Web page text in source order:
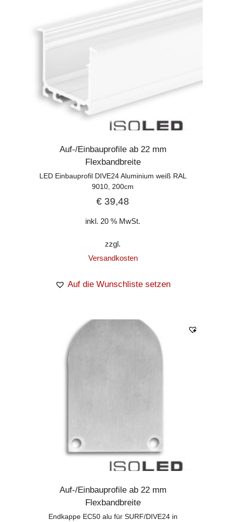
Auf-/Einbauprofile ab 22 mm
Flexbandbreite
LED Einbauprofil DIVE24 Aluminium weiß RAL
9010, 200cm
€ 39,48
inkl. 20 % MwSt.
zzgl.
Versandkosten
Auf die Wunschliste setzen
Auf-/Einbauprofile ab 22 mm
Flexbandbreite
Endkappe EC50 alu für SURF/DIVE24 in